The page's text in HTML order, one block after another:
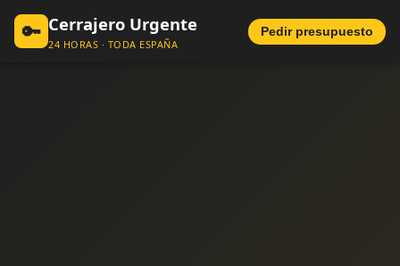
🔑 Cerrajero Urgente
24 HORAS · TODA ESPAÑA
Pedir presupuesto